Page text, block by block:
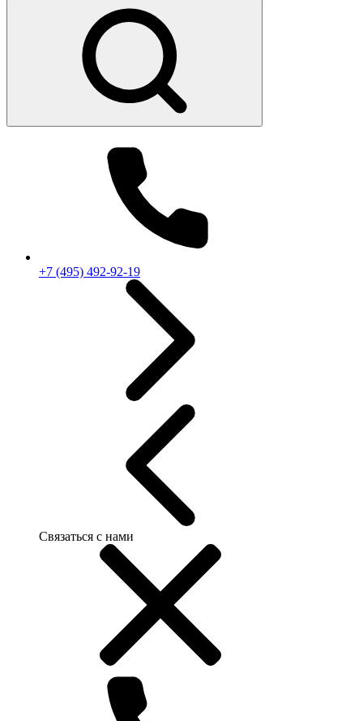
+7 (495) 492-92-19
Связаться с нами